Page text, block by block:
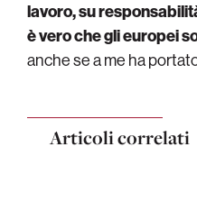
lavoro, su
è vero che gli europei
anche se a me ha
Articoli correlati